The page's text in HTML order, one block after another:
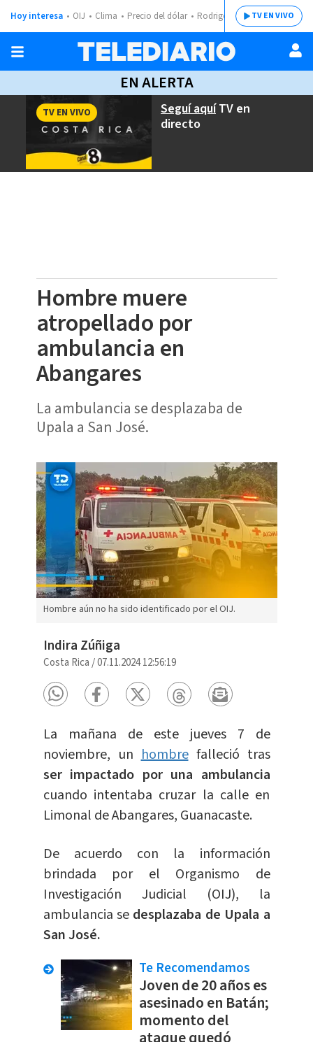
Hoy interesa OIJ Clima Precio del dólar Rodrigo ChavesTV EN VIVO
EN ALERTA
Seguí aquíTV en
directo
TV EN VIVO
Hombre muere
atropellado por
ambulancia en
Abangares
La ambulancia se desplazaba de
Upala a San José.
Hombre aún no ha sido identificado por el OIJ.
Indira Zúñiga
Costa Rica /07.11.2024 12:56:19
La mañana de este jueves 7 de
noviembre, unhombre falleció tras
ser impactado por una ambulancia
cuando intentaba cruzar la calle en
Limonal de Abangares, Guanacaste.
De acuerdo con la información
brindada por el Organismo de
Investigación Judicial (OIJ), la
ambulancia se desplazaba de Upala a
San José.
Te Recomendamos
Joven de 20 años es
asesinado en Batán;
momento del